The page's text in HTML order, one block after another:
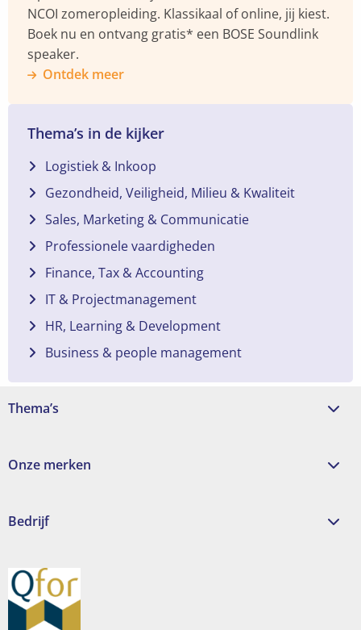
NCOI zomeropleiding. Klassikaal of online, jij kiest.
Boek nu en ontvang gratis* een BOSE Soundlink
speaker.
Ontdek meer
Thema’s in de kijker
Logistiek & Inkoop
Gezondheid, Veiligheid, Milieu & Kwaliteit
Sales, Marketing & Communicatie
Professionele vaardigheden
Finance, Tax & Accounting
IT & Projectmanagement
HR, Learning & Development
Business & people management
Thema’s
Onze merken
Bedrijf